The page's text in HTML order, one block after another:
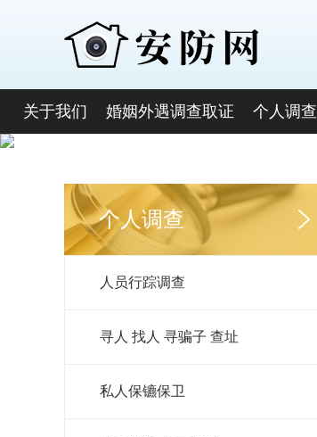
关于我们 婚姻外遇调查取证 个人调查
个人调查
人员行踪调查
寻人 找人 寻骗子 查址
私人保镳保卫